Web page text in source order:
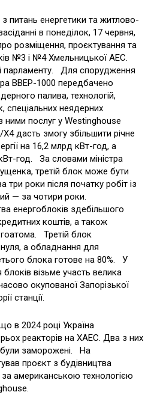
питань енергетики та житлово-
в понеділок, 17 червня,
розміщення, проєктування та
№3 і №4 Хмельницької АЕС.
парламенту. Для спорудження
ВВЕР-1000 передбачено
палива, технологій,
спеціальних неядерних
ними послуг у Westinghouse
дасть змогу збільшити річне
на 16,2 млрд кВт-год, а
год. За словами міністра
третій блок може бути
три роки після початку робіт із
— за чотири роки.
енергоблоків здебільшого
коштів, а також
Третій блок
а обладнання для
блока готове на 80%. У
візьме участь велика
окупованої Запорізької
станції.
в 2024 році Україна
реакторів на ХАЕС. Два з них
були заморожені. На
проєкт з будівництва
американською технологією